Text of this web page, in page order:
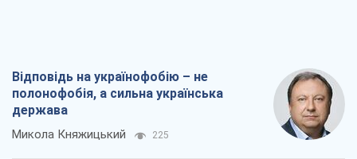
Відповідь на українофобію – не
полонофобія, а сильна українська
держава
Микола Княжицький 225